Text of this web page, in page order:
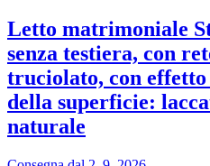
Letto matrimoniale
senza testiera, con
truciolato, con
della superficie:
naturale